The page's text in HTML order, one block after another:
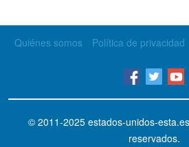
Quiénes somos Política de privacidad
© 2011-2025 estados-unidos-esta.es
reservados.